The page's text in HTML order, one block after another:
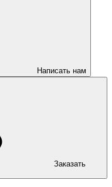
Написать нам
Заказать